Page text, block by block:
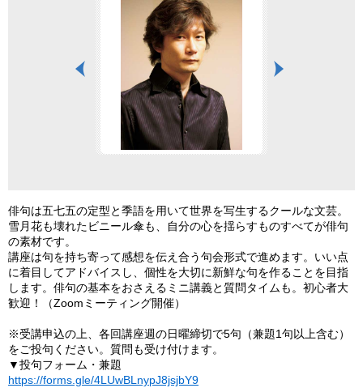
俳句は五七五の定型と季語を用いて世界を写生するクールな文芸。
雪月花も壊れたビニール傘も、自分の心を揺らすものすべてが俳句
の素材です。
講座は句を持ち寄って感想を伝え合う句会形式で進めます。いい点
に着目してアドバイスし、個性を大切に新鮮な句を作ることを目指
します。俳句の基本をおさえるミニ講義と質問タイムも。初心者大
歓迎！（Zoomミーティング開催）
※受講申込の上、各回講座週の日曜締切で5句（兼題1句以上含む）
をご投句ください。質問も受け付けます。
▼投句フォーム・兼題
https://forms.gle/4LUwBLnypJ8jsjbY9